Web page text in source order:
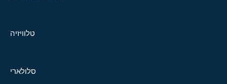
טלוויזיה
סלולארי